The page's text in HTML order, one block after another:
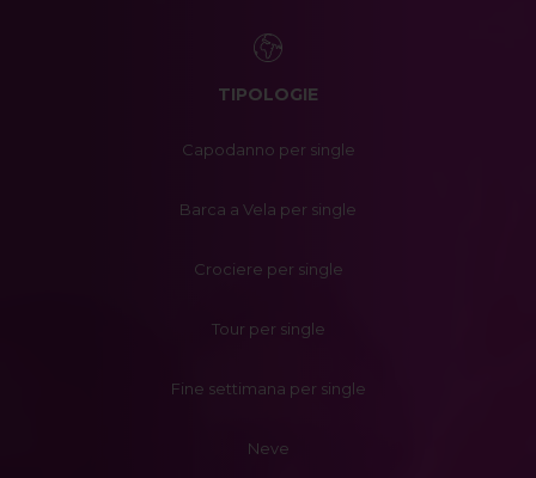
TIPOLOGIE
Capodanno per single
Barca a Vela per single
Crociere per single
Tour per single
Fine settimana per single
Neve